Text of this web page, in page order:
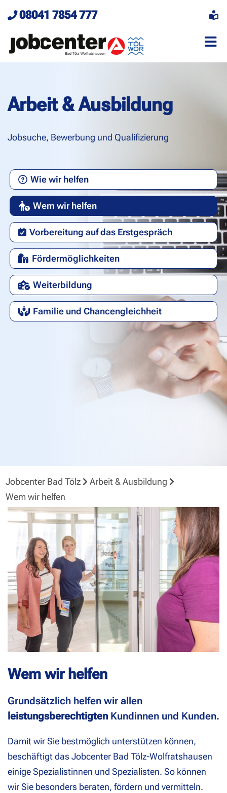
08041 7854 777
Arbeit & Ausbildung
Jobsuche, Bewerbung und Qualifizierung
Wie wir helfen
Wem wir helfen
Vorbereitung auf das Erstgespräch
Fördermöglichkeiten
Weiterbildung
Familie und Chancengleichheit
Jobcenter Bad Tölz
Arbeit & Ausbildung
Wem wir helfen
Wem wir helfen
Grundsätzlich helfen wir allen
leistungsberechtigten Kundinnen und Kunden.
Damit wir Sie bestmöglich unterstützen können,
beschäftigt das Jobcenter Bad Tölz-Wolfratshausen
einige Spezialistinnen und Spezialisten. So können
wir Sie besonders beraten, fördern und vermitteln.